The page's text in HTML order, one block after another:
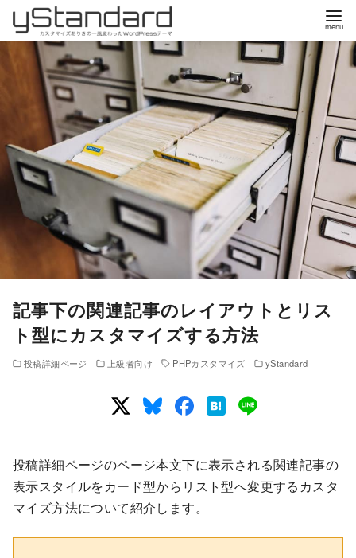
コ
ン
へ
移
記事下の関連記事のレイアウトとリス
ト型にカスタマイズする方法
投稿詳細ページ 上級者向け PHPカスタマイズ yStandard
投稿詳細ページのページ本文下に表示される関連記事の
表示スタイルをカード型からリスト型へ変更するカスタ
マイズ方法について紹介します。